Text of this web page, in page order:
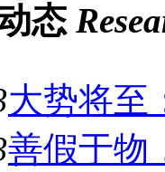
态
大势将至
善假于